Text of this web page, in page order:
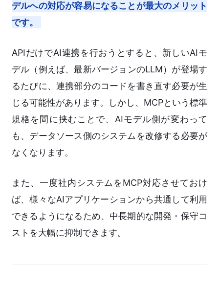
デルへの対応が容易になることが最大のメリット
です。
APIだけでAI連携を行おうとすると、新しいAIモ
デル（例えば、最新バージョンのLLM）が登場す
るたびに、連携部分のコードを書き直す必要が生
じる可能性があります。しかし、MCPという標準
規格を間に挟むことで、AIモデル側が変わって
も、データソース側のシステムを改修する必要が
なくなります。
また、一度社内システムをMCP対応させておけ
ば、様々なAIアプリケーションから共通して利用
できるようになるため、中長期的な開発・保守コ
ストを大幅に抑制できます。